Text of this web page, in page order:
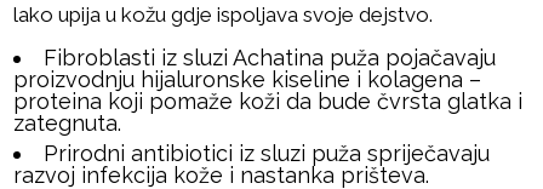
lako upija u kožu gdje ispoljava svoje dejstvo.
Fibroblasti iz sluzi Achatina puža pojačavaju
proizvodnju hijaluronske kiseline i kolagena –
proteina koji pomaže koži da bude čvrsta glatka i
zategnuta.
Prirodni antibiotici iz sluzi puža spriječavaju
razvoj infekcija kože i nastanka prišteva.